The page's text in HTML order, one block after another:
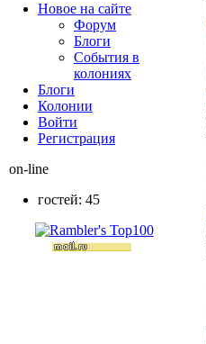
Новое на сайте
Форум
Блоги
События в
колониях
Блоги
Колонии
Войти
Peгиcтpaция
on-line
гостей: 45